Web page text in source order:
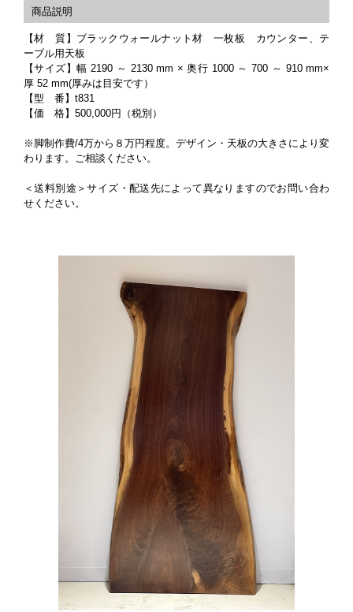
【材 質】ブラックウォールナット材 一枚板 カウンター、テ
ーブル用天板
【サイズ】幅 2190 ～ 2130 mm × 奥行 1000 ～ 700 ～ 910 mm×
厚 52 mm(厚みは目安です）
【型 番】t831
【価 格】500,000円（税別）
※脚制作費/4万から８万円程度。デザイン・天板の大きさにより変
わります。ご相談ください。
＜送料別途＞サイズ・配送先によって異なりますのでお問い合わ
せください。